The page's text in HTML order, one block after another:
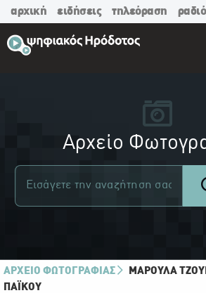
αρχική ειδήσεις τηλεόραση
Αρχείο
ΑΡΧΕΙΟ ΦΩΤΟΓΡΑΦΙΑΣ
ΜΑΡΟΎΛΑ
ΠΑΪ́ΚΟΥ